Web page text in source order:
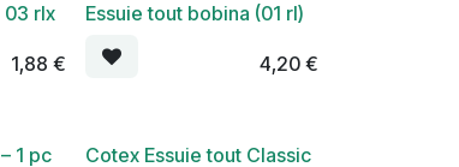
03 rlx
1,88 €
Essuie tout bobina (01 rl)
4,20€
1 pc
Cotex Essuie tout Classic